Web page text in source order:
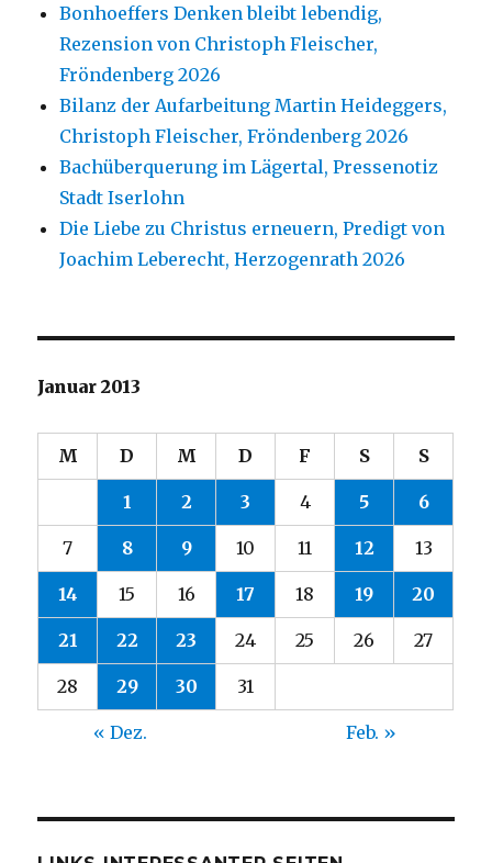
Bonhoeffers Denken bleibt lebendig,
Rezension von Christoph Fleischer,
Fröndenberg 2026
Bilanz der Aufarbeitung Martin Heideggers,
Christoph Fleischer, Fröndenberg 2026
Bachüberquerung im Lägertal, Pressenotiz
Stadt Iserlohn
Die Liebe zu Christus erneuern, Predigt von
Joachim Leberecht, Herzogenrath 2026
Januar 2013
M D M D F S S
1 2 3 4 5 6
7 8 9 10 11 12 13
14 15 16 17 18 19 20
21 22 23 24 25 26 27
28 29 30 31
« Dez. Feb. »